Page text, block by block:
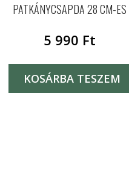
PATKÁNYCSAPDA 28 CM-ES
5 990 Ft
KOSÁRBA TESZEM